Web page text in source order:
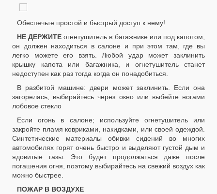
Обеспечьте простой и быстрый доступ к нему!
НЕ ДЕРЖИТЕ огнетушитель в багажнике или под капотом,
он должен находиться в салоне и при этом там, где вы
легко можете его взять. Любой удар может заклинить
крышку капота или багажника, и огнетушитель станет
недоступен как раз тогда когда он понадобиться.
В разбитой машине: двери может заклинить. Если она
загорелась, выбирайтесь через окно или выбейте ногами
лобовое стекло
Если огонь в салоне; используйте огнетушитель или
закройте пламя ковриками, накидками, или своей одеждой.
Синтетические материалы обивки сидений во многих
автомобилях горят очень быстро и выделяют густой дым и
ядовитые газы. Это будет продолжаться даже после
погашения огня, поэтому выбирайтесь на свежий воздух как
можно быстрее.
ПОЖАР В ВОЗДУХЕ